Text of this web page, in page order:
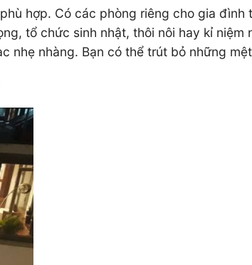
hợp. Có các phòng riêng cho gia
tổ chức sinh nhật, thôi nôi hay kỉ niệm
nhẹ nhàng. Bạn có thể trút bỏ những